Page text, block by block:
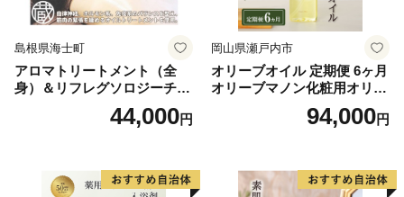
島根県海士町
アロマトリートメント（全
身）＆リフレグソロジーチケ
44,000円
岡山県瀬戸内市
オリーブオイル 定期便 6ヶ月
オリーブマノン化粧用オリー
ブオイル 200ml オリーブ オ
イル 美容 スキンケア 化粧用
94,000円